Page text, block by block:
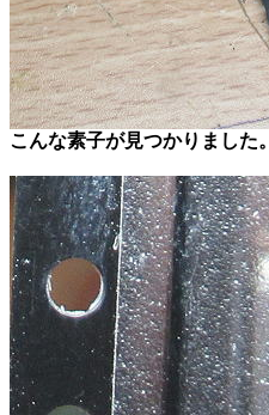
こんな素子が見つかりました。